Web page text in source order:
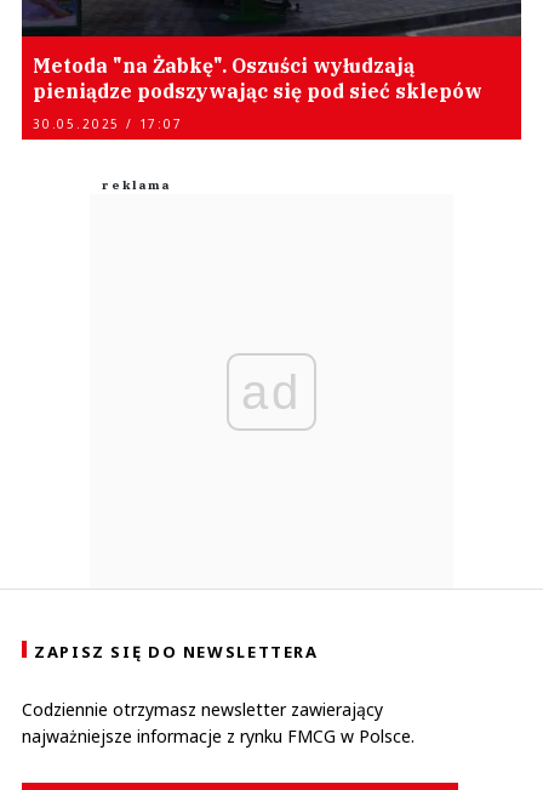
Metoda "na Żabkę". Oszuści wyłudzają
pieniądze podszywając się pod sieć sklepów
30.05.2025 / 17:07
ad
ZAPISZ SIĘ DO NEWSLETTERA
Codziennie otrzymasz newsletter zawierający
najważniejsze informacje z rynku FMCG w Polsce.